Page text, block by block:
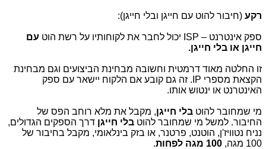
רקע (חיבור להוט עם חייגן ובלי חייגן):
ספק אינטרנט – ISP יכול לחבר את לקוחותיו על רשת הוט עם
חייגן או בלי חייגן.
זו החלטה מאוד דרמטית וחשובה מבחינת הביצועים וגם מבחינת
הקצאת מספרי IP . זה גם קובע אם הלקוח יישאר עם ספק
האינטרנט או ינטוש אותו.
מי שמחובר להוט בלי חייגן, מקבל את מלא רוחב הפס של
החיבור. למשל מי שמחובר להוט בלי חייגן דרך הספקים הגדולים,
נניח נטוויז'ן, הוטנט, פרטנר, או בזק בינלאומי, מקבל בחיבור של
100 מגה,
100 מגה לפחות .